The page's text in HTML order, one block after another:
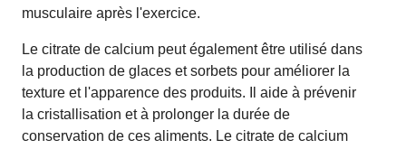
musculaire après l'exercice.
Le citrate de calcium peut également être utilisé dans
la production de glaces et sorbets pour améliorer la
texture et l'apparence des produits. Il aide à prévenir
la cristallisation et à prolonger la durée de
conservation de ces aliments. Le citrate de calcium